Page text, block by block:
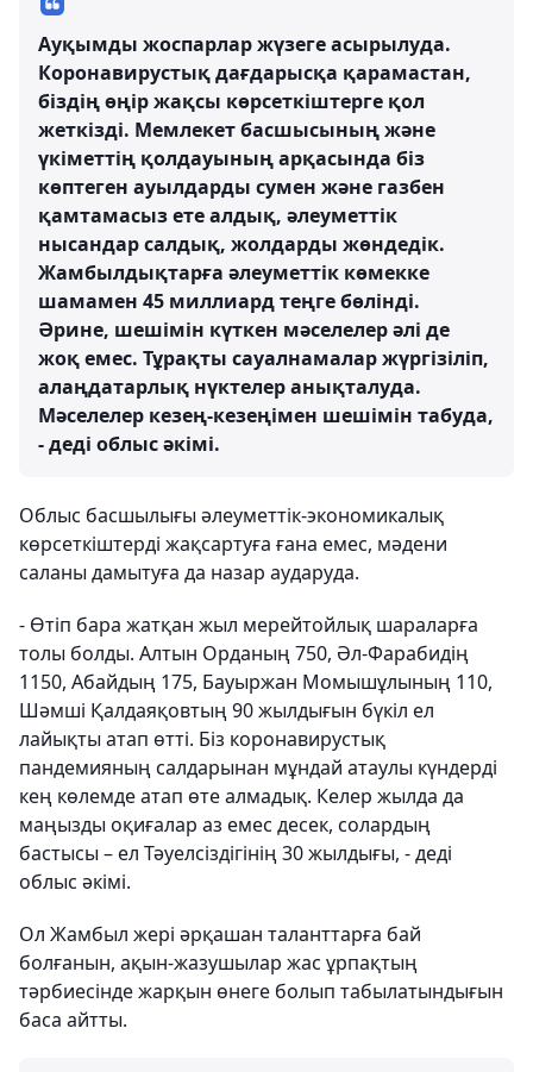
Ауқымды жоспарлар жүзеге асырылуда.
Коронавирустық дағдарысқа қарамастан,
біздің өңір жақсы көрсеткіштерге қол
жеткізді. Мемлекет басшысының және
үкіметтің қолдауының арқасында біз
көптеген ауылдарды сумен және газбен
қамтамасыз ете алдық, әлеуметтік
нысандар салдық, жолдарды жөндедік.
Жамбылдықтарға әлеуметтік көмекке
шамамен 45 миллиард теңге бөлінді.
Әрине, шешімін күткен мәселелер әлі де
жоқ емес. Тұрақты сауалнамалар жүргізіліп,
алаңдатарлық нүктелер анықталуда.
Мәселелер кезең-кезеңімен шешімін табуда,
- деді облыс әкімі.
Облыс басшылығы әлеуметтік-экономикалық
көрсеткіштерді жақсартуға ғана емес, мәдени
саланы дамытуға да назар аударуда.
- Өтіп бара жатқан жыл мерейтойлық шараларға
толы болды. Алтын Орданың 750, Әл-Фарабидің
1150, Абайдың 175, Бауыржан Момышұлының 110,
Шәмші Қалдаяқовтың 90 жылдығын бүкіл ел
лайықты атап өтті. Біз коронавирустық
пандемияның салдарынан мұндай атаулы күндерді
кең көлемде атап өте алмадық. Келер жылда да
маңызды оқиғалар аз емес десек, солардың
бастысы – ел Тәуелсіздігінің 30 жылдығы, - деді
облыс әкімі.
Ол Жамбыл жері әрқашан таланттарға бай
болғанын, ақын-жазушылар жас ұрпақтың
тәрбиесінде жарқын өнеге болып табылатындығын
баса айтты.